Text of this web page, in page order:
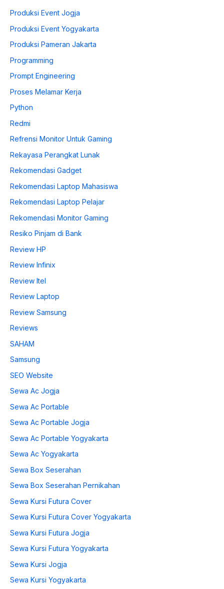
Produksi Event Jogja
Produksi Event Yogyakarta
Produksi Pameran Jakarta
Programming
Prompt Engineering
Proses Melamar Kerja
Python
Redmi
Refrensi Monitor Untuk Gaming
Rekayasa Perangkat Lunak
Rekomendasi Gadget
Rekomendasi Laptop Mahasiswa
Rekomendasi Laptop Pelajar
Rekomendasi Monitor Gaming
Resiko Pinjam di Bank
Review HP
Review Infinix
Review Itel
Review Laptop
Review Samsung
Reviews
SAHAM
Samsung
SEO Website
Sewa Ac Jogja
Sewa Ac Portable
Sewa Ac Portable Jogja
Sewa Ac Portable Yogyakarta
Sewa Ac Yogyakarta
Sewa Box Seserahan
Sewa Box Seserahan Pernikahan
Sewa Kursi Futura Cover
Sewa Kursi Futura Cover Yogyakarta
Sewa Kursi Futura Jogja
Sewa Kursi Futura Yogyakarta
Sewa Kursi Jogja
Sewa Kursi Yogyakarta